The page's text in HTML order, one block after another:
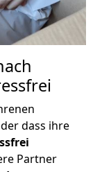
dass ihre
Partner